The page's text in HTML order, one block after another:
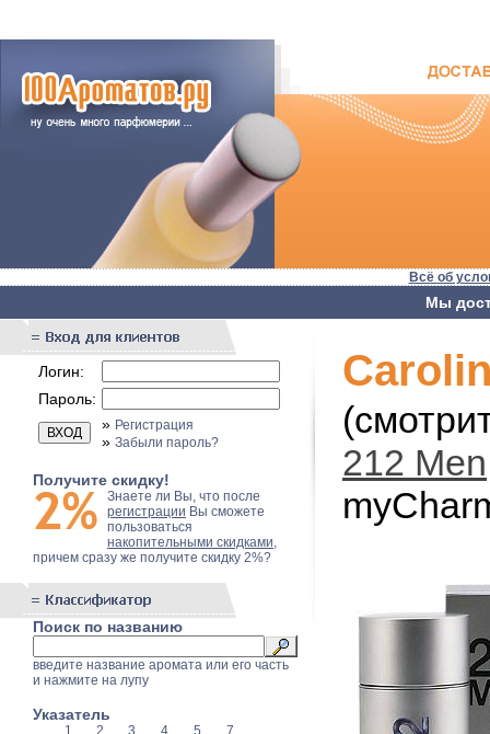
Всё об
Мы
Логин:
Пароль:
» Регистрация
» Забыли пароль?
Получите скидку!
Знаете ли Вы, что после
регистрации Вы сможете
пользоваться
накопительными скидками,
причем сразу же получите скидку 2%?
Поиск по названию
введите название аромата или его часть
и нажмите на лупу
Указатель
1 2 3 4 5
7
212 Men